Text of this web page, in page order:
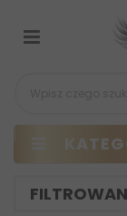
Przełącz
nawigacji